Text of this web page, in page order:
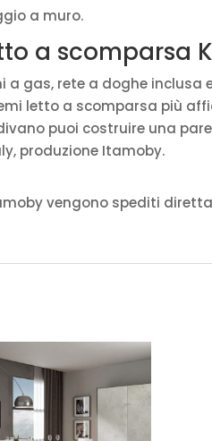
a muro.
a scomparsa
a gas, rete a doghe inclusa
letto a scomparsa più
puoi costruire una
produzione Itamoby.
vengono spediti